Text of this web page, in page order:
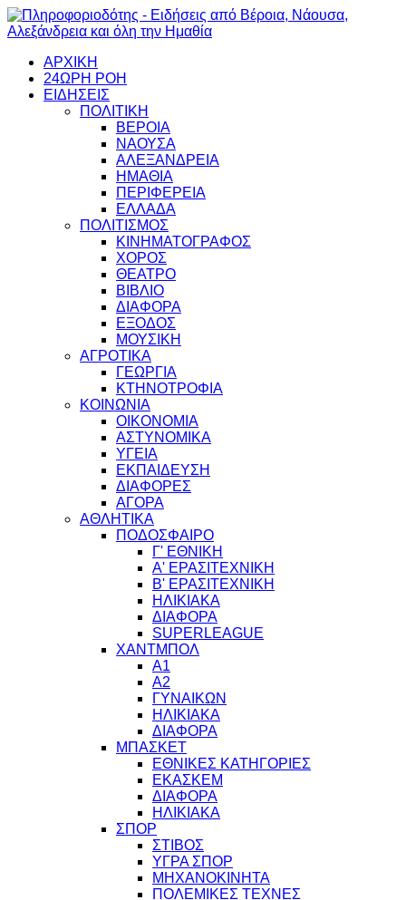
ΑΡΧΙΚΗ
24ΩΡΗ ΡΟΗ
ΕΙΔΗΣΕΙΣ
ΠΟΛΙΤΙΚΗ
ΒΕΡΟΙΑ
ΝΑΟΥΣΑ
ΑΛΕΞΑΝΔΡΕΙΑ
ΗΜΑΘΙΑ
ΠΕΡΙΦΕΡΕΙΑ
ΕΛΛΑΔΑ
ΠΟΛΙΤΙΣΜΟΣ
ΚΙΝΗΜΑΤΟΓΡΑΦΟΣ
ΧΟΡΟΣ
ΘΕΑΤΡΟ
ΒΙΒΛΙΟ
ΔΙΑΦΟΡΑ
ΕΞΟΔΟΣ
ΜΟΥΣΙΚΗ
ΑΓΡΟΤΙΚΑ
ΓΕΩΡΓΙΑ
ΚΤΗΝΟΤΡΟΦΙΑ
ΚΟΙΝΩΝΙΑ
ΟΙΚΟΝΟΜΙΑ
ΑΣΤΥΝΟΜΙΚΑ
ΥΓΕΙΑ
ΕΚΠΑΙΔΕΥΣΗ
ΔΙΑΦΟΡΕΣ
ΑΓΟΡΑ
ΑΘΛΗΤΙΚΑ
ΠΟΔΟΣΦΑΙΡΟ
Γ' ΕΘΝΙΚΗ
Α' ΕΡΑΣΙΤΕΧΝΙΚΗ
Β' ΕΡΑΣΙΤΕΧΝΙΚΗ
ΗΛΙΚΙΑΚΑ
ΔΙΑΦΟΡΑ
SUPERLEAGUE
ΧΑΝΤΜΠΟΛ
Α1
Α2
ΓΥΝΑΙΚΩΝ
ΗΛΙΚΙΑΚΑ
ΔΙΑΦΟΡΑ
ΜΠΑΣΚΕΤ
ΕΘΝΙΚΕΣ ΚΑΤΗΓΟΡΙΕΣ
ΕΚΑΣΚΕΜ
ΔΙΑΦΟΡΑ
ΗΛΙΚΙΑΚΑ
ΣΠΟΡ
ΣΤΙΒΟΣ
ΥΓΡΑ ΣΠΟΡ
ΜΗΧΑΝΟΚΙΝΗΤΑ
ΠΟΛΕΜΙΚΕΣ ΤΕΧΝΕΣ